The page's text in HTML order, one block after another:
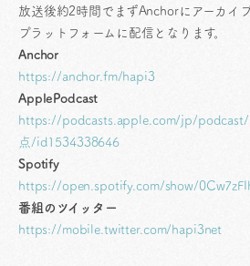
放送後約2時間でまずAnchorにアーカイ
プラットフォームに配信となります。
Anchor
https://anchor.fm/hapi3
ApplePodcast
https://podcasts.apple.com/jp/podcast/
点/id1534338646
Spotify
https://open.spotify.com/show/
番組のツイッター
https://mobile.twitter.com/hapi3net